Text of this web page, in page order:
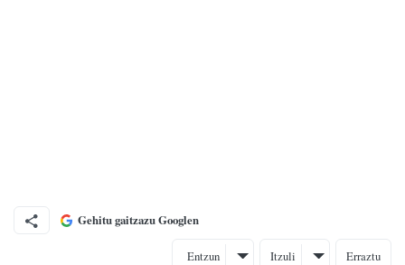
Gehitu gaitzazu Googlen
Entzun Itzuli Erraztu